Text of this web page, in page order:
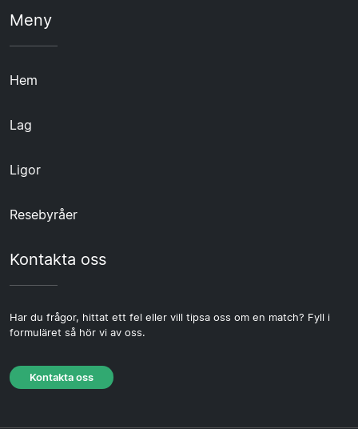
Meny
Hem
Lag
Ligor
Resebyråer
Kontakta oss
Har du frågor, hittat ett fel eller vill tipsa oss om en match? Fyll i
formuläret så hör vi av oss.
Kontakta oss